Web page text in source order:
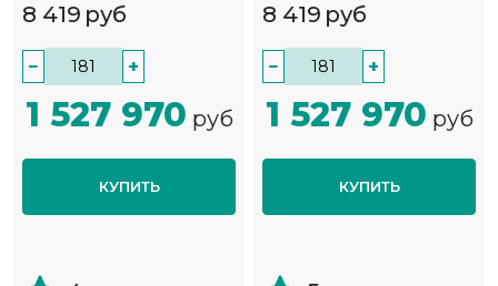
8 419 руб
− +
1 527 970 руб
КУПИТЬ
8 419 руб
− +
1 527 970 руб
КУПИТЬ